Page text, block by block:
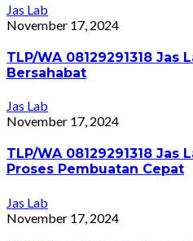
Jas Lab
November 17, 2024
TLP/WA 08129291318
Bersahabat
Jas Lab
November 17, 2024
TLP/WA 08129291318 Jas
Proses Pembuatan Cepat
Jas Lab
November 17, 2024